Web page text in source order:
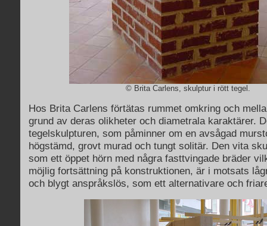
© Brita Carlens, skulptur i rött tegel.
Hos Brita Carlens förtätas rummet omkring och
grund av deras olikheter och diametrala karaktärer.
tegelskulpturen, som påminner om en avsågad
högstämd, grovt murad och tungt solitär. Den vita
som ett öppet hörn med några fasttvingade bräder
möjlig fortsättning på konstruktionen, är i motsats
och blygt anspråkslös, som ett alternativare och